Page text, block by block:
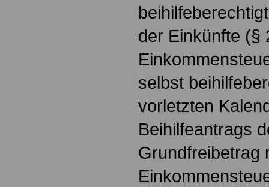
der Einkünfte (§
selbst
vorletzten
Beihilfeantrags
Grundfreibetrag